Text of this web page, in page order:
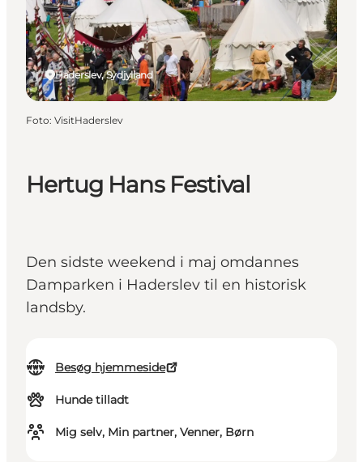
Planlæg din ferie
Booking
Hertug Hans Festival
Den sidste weekend i maj omdannes
Damparken i Haderslev til en historisk
landsby.
Besøg hjemmeside
Hunde tilladt
Mig selv, Min partner, Venner, Børn
Haderslev, Sydjylland
Foto: VisitHaderslev